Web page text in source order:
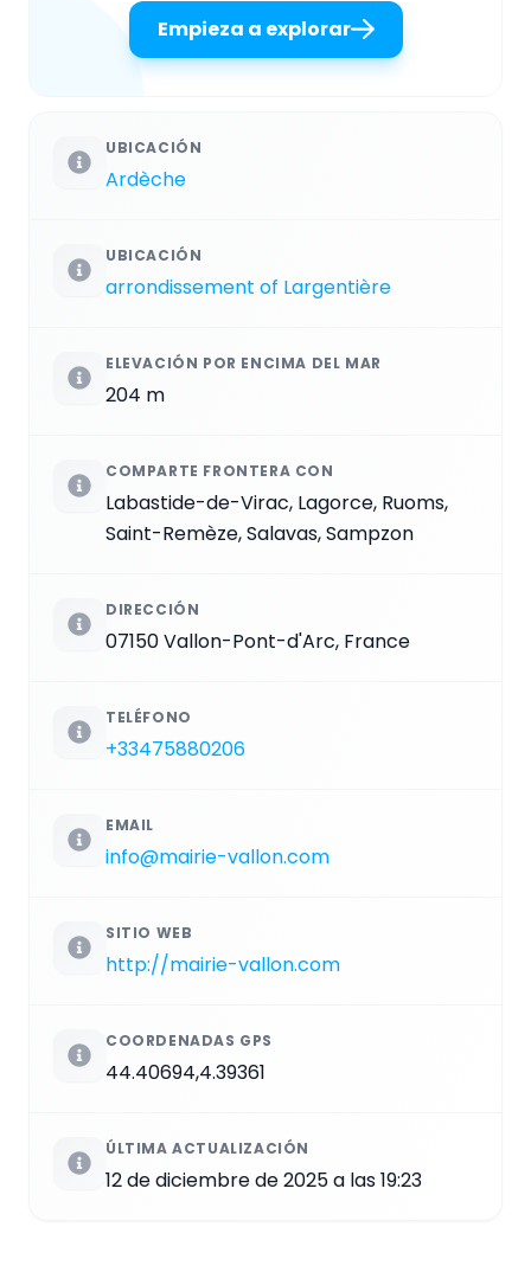
Empieza a explorar
UBICACIÓN
Ardèche
UBICACIÓN
arrondissement of Largentière
ELEVACIÓN POR ENCIMA DEL MAR
204 m
COMPARTE FRONTERA CON
Labastide-de-Virac, Lagorce, Ruoms,
Saint-Remèze, Salavas, Sampzon
DIRECCIÓN
07150 Vallon-Pont-d'Arc, France
TELÉFONO
+33475880206
EMAIL
info@mairie-vallon.com
SITIO WEB
http://mairie-vallon.com
COORDENADAS GPS
44.40694,4.39361
ÚLTIMA ACTUALIZACIÓN
12 de diciembre de 2025 a las 19:23